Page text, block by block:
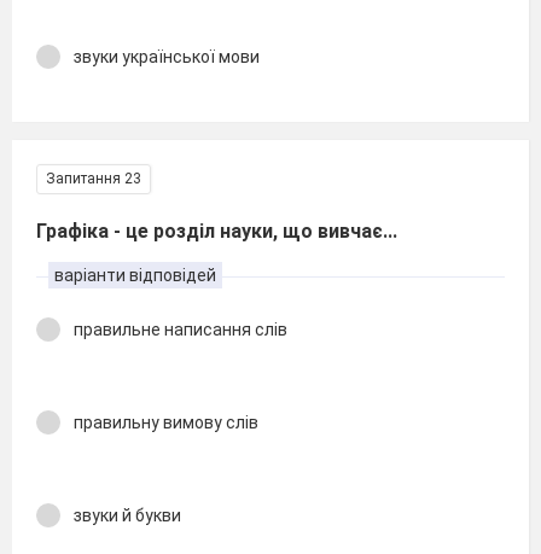
звуки української мови
Запитання 23
Графіка - це розділ науки, що вивчає...
варіанти відповідей
правильне написання слів
правильну вимову слів
звуки й букви